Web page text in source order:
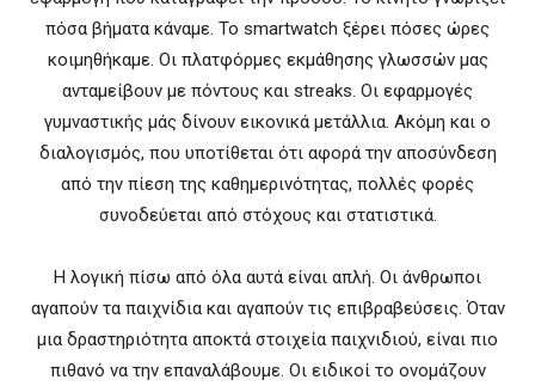
πόσα βήματα κάναμε. Το smartwatch ξέρει πόσες ώρες
κοιμηθήκαμε. Οι πλατφόρμες εκμάθησης γλωσσών μας
ανταμείβουν με πόντους και streaks. Οι εφαρμογές
γυμναστικής μάς δίνουν εικονικά μετάλλια. Ακόμη και ο
διαλογισμός, που υποτίθεται ότι αφορά την αποσύνδεση
από την πίεση της καθημερινότητας, πολλές φορές
συνοδεύεται από στόχους και στατιστικά.
Η λογική πίσω από όλα αυτά είναι απλή. Οι άνθρωποι
αγαπούν τα παιχνίδια και αγαπούν τις επιβραβεύσεις. Όταν
μια δραστηριότητα αποκτά στοιχεία παιχνιδιού, είναι πιο
πιθανό να την επαναλάβουμε. Οι ειδικοί το ονομάζουν